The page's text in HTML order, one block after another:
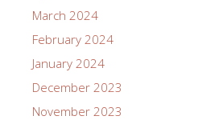
March 2024
February 2024
January 2024
December 2023
November 2023